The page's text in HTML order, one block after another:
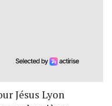
Jésus Lyon